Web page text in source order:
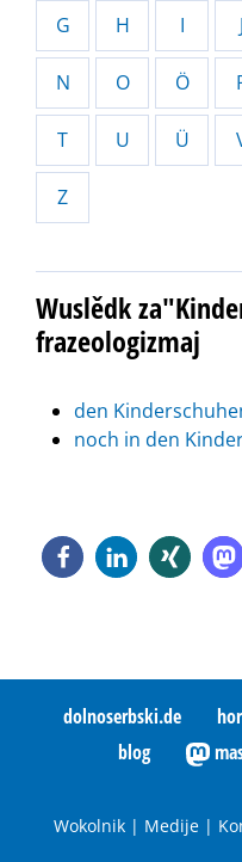
G H I J
N O Ö
T U Ü
Z
Wuslědk
frazeologizmaj
den
noch in den
dolnoserbski.de
blog
Wokolnik| Medije|